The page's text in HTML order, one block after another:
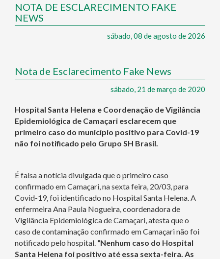
NOTA DE ESCLARECIMENTO FAKE
NEWS
sábado, 08 de agosto de 2026
Nota de Esclarecimento Fake News
sábado, 21 de março de 2020
Hospital Santa Helena e Coordenação de Vigilância
Epidemiológica de Camaçari esclarecem que
primeiro caso do município positivo para Covid-19
não foi notificado pelo Grupo SH Brasil.
É falsa a notícia divulgada que o primeiro caso
confirmado em Camaçari, na sexta feira, 20/03, para
Covid-19, foi identificado no Hospital Santa Helena. A
enfermeira Ana Paula Nogueira, coordenadora de
Vigilância Epidemiológica de Camaçari, atesta que o
caso de contaminação confirmado em Camaçari não foi
notificado pelo hospital. “Nenhum caso do Hospital
Santa Helena foi positivo até essa sexta-feira. As